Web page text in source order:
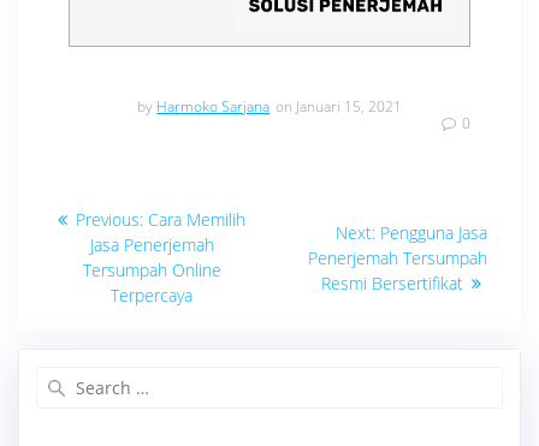
by Harmoko Sarjana on Januari 15, 2021
0
Navigasi
pos
Previous: Previous
post:
Cara Memilih
Jasa Penerjemah
Tersumpah Online
Terpercaya
Next: Next
post:
Pengguna Jasa
Penerjemah Tersumpah
Resmi Bersertifikat